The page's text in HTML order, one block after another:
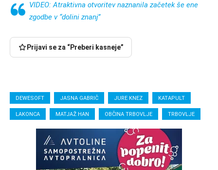
VIDEO: Atraktivna otvoritev naznanila začetek še ene
zgodbe v “dolini znanj”
Prijavi se za “Preberi kasneje”
DEWESOFT JASNA GABRIČ JURE KNEZ KATAPULT
LAKONCA MATJAŽ HAN OBČINA TRBOVLJE TRBOVLJE